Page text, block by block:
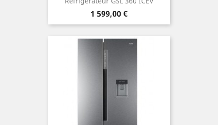
Prix
1 599,00 €